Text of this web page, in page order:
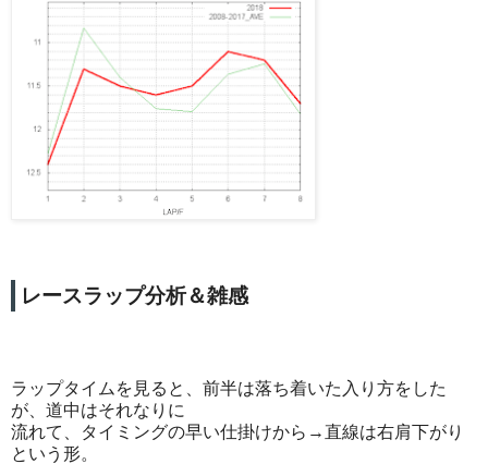
レースラップ分析＆雑感
ラップタイムを見ると、前半は落ち着いた入り方をした
が、道中はそれなりに
流れて、タイミングの早い仕掛けから→直線は右肩下がり
という形。